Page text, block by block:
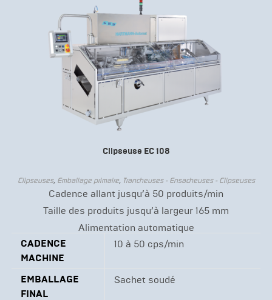
Clipseuse EC 108
Clipseuses, Emballage primaire, Trancheuses - Ensacheuses - Clipseuses
Cadence allant jusqu’à 50 produits/min
Taille des produits jusqu’à largeur 165 mm
Alimentation automatique
CADENCE
MACHINE
10 à 50 cps/min
EMBALLAGE
FINAL
Sachet soudé